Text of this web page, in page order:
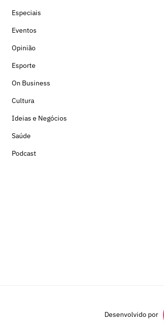
Especiais
Eventos
Opinião
Esporte
On Business
Cultura
Ideias e Negócios
Saúde
Podcast
Desenvolvido por